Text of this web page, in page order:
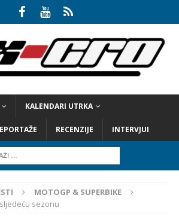
KALENDARI UTRKA
RECENZIJE INTERVJUI
MOTOGP & SUPERBIKE
sezonu